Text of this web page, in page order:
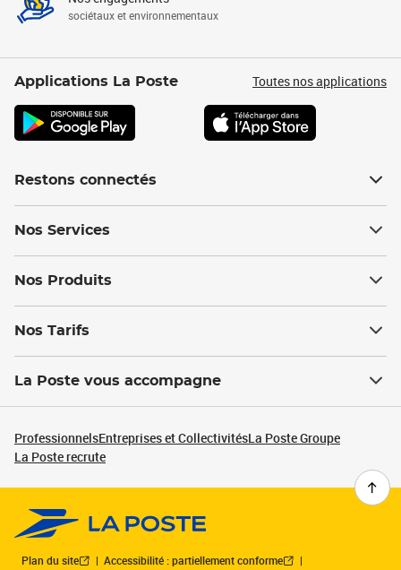
sociétaux et environnementaux
Applications La Poste Toutes nos applications
Restons connectés
Nos Services
Nos Produits
Nos Tarifs
La Poste vous accompagne
ProfessionnelsEntreprises et CollectivitésLa Poste Groupe
La Poste recrute
Plan du site
Accessibilité : partiellement conforme